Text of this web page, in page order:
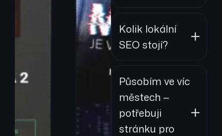
Kolik lokální
SEO stojí?
Působím ve víc
městech —
potřebuji
stránku pro